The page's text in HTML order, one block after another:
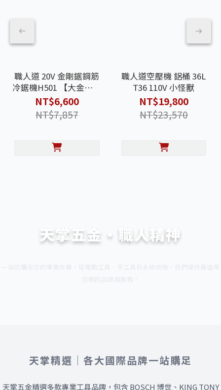
職人道 20V 金剛鋸鋼筋
冷鋸機H501 【大金剛】
空機
NT$6,600
NT$7,857
職人道空壓機 鋁桶 36L
T36 110V 小怪獸
NT$19,800
NT$23,570
天掌五金・職人精神
天掌精選｜各大國際品牌一站購足
天掌五金精選多款專業工具品牌，包含 BOSCH 博世、KING TONY